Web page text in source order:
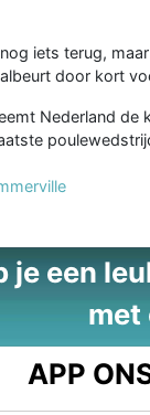
iets terug,
door kort
Nederland
je een
met
APP